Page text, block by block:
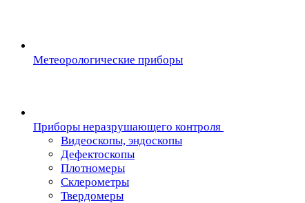
Метеорологические приборы
Приборы неразрушающего контроля
Видеоскопы, эндоскопы
Дефектоскопы
Плотномеры
Склерометры
Твердомеры